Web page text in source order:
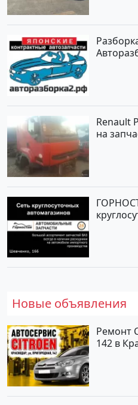
Renault
на
Новые объявления
Ремонт
142 в